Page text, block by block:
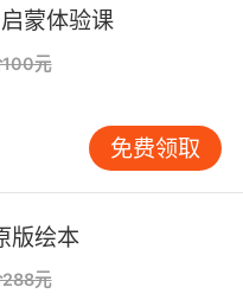
特性成为思维跃升的
"火星基地建设"项目
system（能量循
确运用编程术语，又
这种创造性输出验证
）在《双语儿童
点理论"——专业术
渺的思维碎片。
蒙体验课
100元
免费领取
版绘本
288元